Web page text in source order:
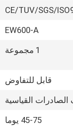
CE/TUV/SGS/
EW600-A
1 مجموعة
قابل للتفاوض
الصادرات القياسية
45-75 يوما